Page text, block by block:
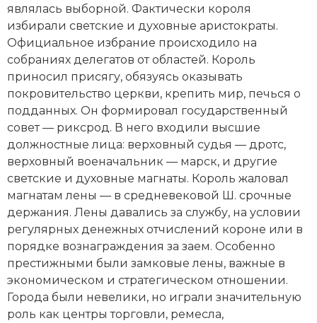
являлась выборной. Фактически короля
избирали светские и духовные аристократы.
Официальное избрание происходило на
собраниях делегатов от областей. Король
приносил присягу, обязуясь оказывать
покровительство церкви, крепить мир, печься о
подданных. Он формировал государственный
совет — риксрод. В него входили высшие
должностные лица: верховный судья — дротс,
верховный военачальник — марск, и другие
светские и духовные магнаты. Король жаловал
магнатам лены — в средневековой Ш. срочные
держания. Лены давались за службу, на условии
регулярных денежных отчислений короне или в
порядке вознаграждения за заем. Особенно
престижными были замковые лены, важные в
экономическом и стратегическом отношении.
Города были невелики, но играли значительную
роль как центры торговли, ремесла,